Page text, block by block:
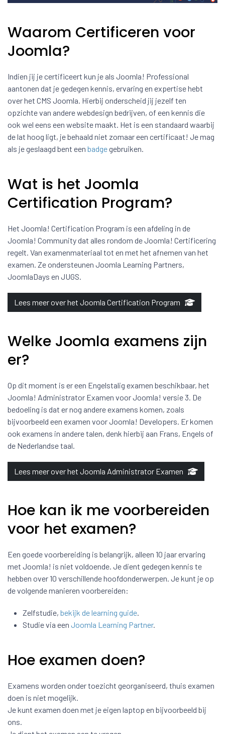
Waarom Certificeren voor
Joomla?
Indien jij je certificeert kun je als Joomla! Professional
aantonen dat je gedegen kennis, ervaring en expertise hebt
over het CMS Joomla. Hierbij onderscheid jij jezelf ten
opzichte van andere webdesign bedrijven, of een kennis die
ook wel eens een website maakt. Het is een standaard waarbij
de lat hoog ligt, je behaald niet zomaar een certificaat! Je mag
als je geslaagd bent een badgegebruiken.
Wat is het Joomla
Certification Program?
Het Joomla! Certification Program is een afdeling in de
Joomla! Community dat alles rondom de Joomla! Certificering
regelt. Van examenmateriaal tot en met het afnemen van het
examen. Ze ondersteunen Joomla Learning Partners,
JoomlaDays en JUGS.
Lees meer over het Joomla Certification Program
Welke Joomla examens zijn
er?
Op dit moment is er een Engelstalig examen beschikbaar, het
Joomla! Administrator Examen voor Joomla! versie 3. De
bedoeling is dat er nog andere examens komen, zoals
bijvoorbeeld een examen voor Joomla! Developers. Er komen
ook examens in andere talen, denk hierbij aan Frans, Engels of
de Nederlandse taal.
Lees meer over het Joomla Administrator Examen
Hoe kan ik me voorbereiden
voor het examen?
Een goede voorbereiding is belangrijk, alleen 10 jaar ervaring
met Joomla! is niet voldoende. Je dient gedegen kennis te
hebben over 10 verschillende hoofdonderwerpen. Je kunt je op
de volgende manieren voorbereiden:
Zelfstudie, bekijk de learning guide.
Studie via een Joomla Learning Partner.
Hoe examen doen?
Examens worden onder toezicht georganiseerd, thuis examen
doen is niet mogelijk.
Je kunt examen doen met je eigen laptop en bijvoorbeeld bij
ons.